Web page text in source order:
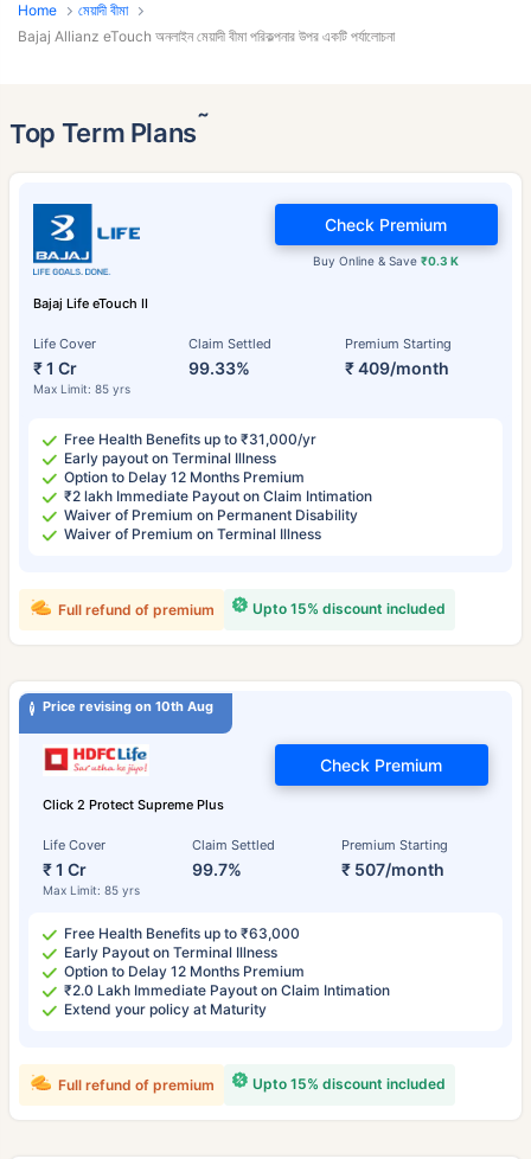
Home
মেয়াদী বীমা
Bajaj Allianz eTouch অনলাইন মেয়াদী বীমা পরিকল্পনার উপর একটি পর্যালোচনা
Top Term Plans˜
Bajaj Life eTouch II
Life Cover
₹ 1 Cr
Max Limit: 85 yrs
Claim Settled
99.33%
Premium Starting
₹ 409/month
Buy Online & Save₹0.3 K
Check Premium
Free Health Benefits up to ₹31,000/yr
Early payout on Terminal Illness
Option to Delay 12 Months Premium
₹2 lakh Immediate Payout on Claim Intimation
Waiver of Premium on Permanent Disability
Waiver of Premium on Terminal Illness
Upto 15% discount included
Full refund of premium
Price revising on 10th Aug
Click 2 Protect Supreme Plus
Life Cover
₹ 1 Cr
Max Limit: 85 yrs
Claim Settled
99.7%
Premium Starting
₹ 507/month
Check Premium
Free Health Benefits up to ₹63,000
Early Payout on Terminal Illness
Option to Delay 12 Months Premium
₹2.0 Lakh Immediate Payout on Claim Intimation
Extend your policy at Maturity
Upto 15% discount included
Full refund of premium